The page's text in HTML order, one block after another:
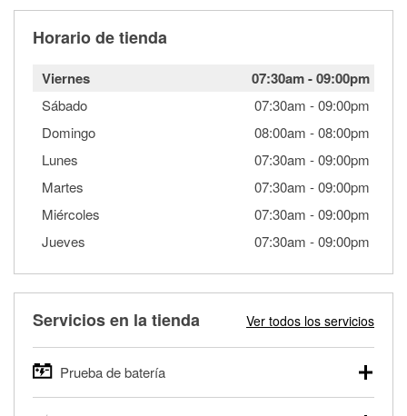
Horario de tienda
Viernes 07:30am-09:00pm
Sábado 07:30am -09:00pm
Domingo
08:00am -08:00pm
Lunes
07:30am -09:00pm
Martes
07:30am -09:00pm
Miércoles
07:30am -09:00pm
Jueves
07:30am -09:00pm
Servicios en la tienda Ver todos los servicios
Prueba de batería